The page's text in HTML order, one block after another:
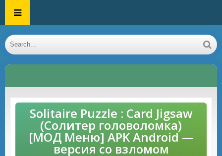
Solitaire Puzzle : Card Jigsaw
(Солитер головоломка)
[МОД Меню] APK Android —
версия со взломом